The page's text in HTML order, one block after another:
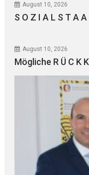
August 10, 2026
S O Z I A L S T A
August 10, 2026
Mögliche R Ü C K